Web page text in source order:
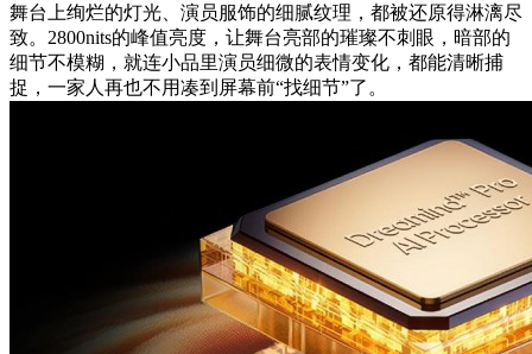
舞台上绚烂的灯光、演员服饰的细腻纹理，都被还原得淋漓尽
致。2800nits的峰值亮度，让舞台亮部的璀璨不刺眼，暗部的
细节不模糊，就连小品里演员细微的表情变化，都能清晰捕
捉，一家人再也不用凑到屏幕前“找细节”了。